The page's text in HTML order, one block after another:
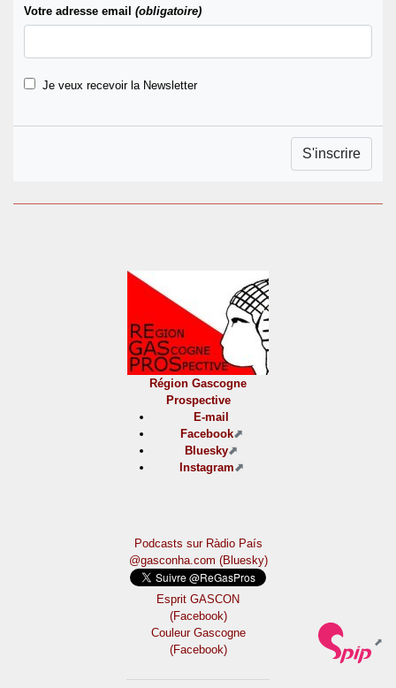
Votre adresse email (obligatoire)
Je veux recevoir la Newsletter
Région Gascogne
Prospective
E-mail
Facebook
Bluesky
Instagram
Podcasts sur Ràdio País
@gasconha.com (Bluesky)
Esprit GASCON
(Facebook)
Couleur Gascogne
(Facebook)